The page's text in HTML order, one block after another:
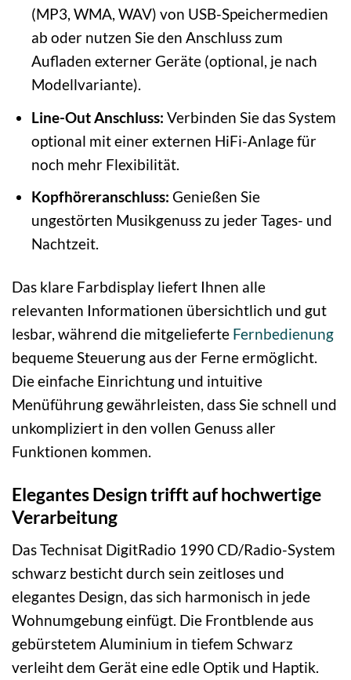
(MP3, WMA, WAV) von USB-Speichermedien
ab oder nutzen Sie den Anschluss zum
Aufladen externer Geräte (optional, je nach
Modellvariante).
Line-Out Anschluss: Verbinden Sie das System
optional mit einer externen HiFi-Anlage für
noch mehr Flexibilität.
Kopfhöreranschluss: Genießen Sie
ungestörten Musikgenuss zu jeder Tages- und
Nachtzeit.
Das klare Farbdisplay liefert Ihnen alle
relevanten Informationen übersichtlich und gut
lesbar, während die mitgelieferte Fernbedienung
bequeme Steuerung aus der Ferne ermöglicht.
Die einfache Einrichtung und intuitive
Menüführung gewährleisten, dass Sie schnell und
unkompliziert in den vollen Genuss aller
Funktionen kommen.
Elegantes Design trifft auf hochwertige
Verarbeitung
Das Technisat DigitRadio 1990 CD/Radio-System
schwarz besticht durch sein zeitloses und
elegantes Design, das sich harmonisch in jede
Wohnumgebung einfügt. Die Frontblende aus
gebürstetem Aluminium in tiefem Schwarz
verleiht dem Gerät eine edle Optik und Haptik.